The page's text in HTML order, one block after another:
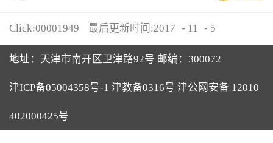
Click:00001949 最后更新时间:2017 - 11 - 5
地址：天津市南开区卫津路92号 邮编：300072
津ICP备05004358号-1 津教备0316号 津公网安备 12010
402000425号